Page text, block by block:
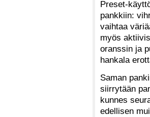
Preset-
pankkiin:
vaihtaa
myös
oranssin ja
hankala
Saman
siirrytään
kunnes
edellisen